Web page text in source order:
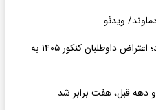
ویدئو
فاصله ۲۰ روزه به ۹ روز رسید؛ اعتراض داوطلبان کنکور ۱۴۰۵ به
قبل، هفت برابر شد